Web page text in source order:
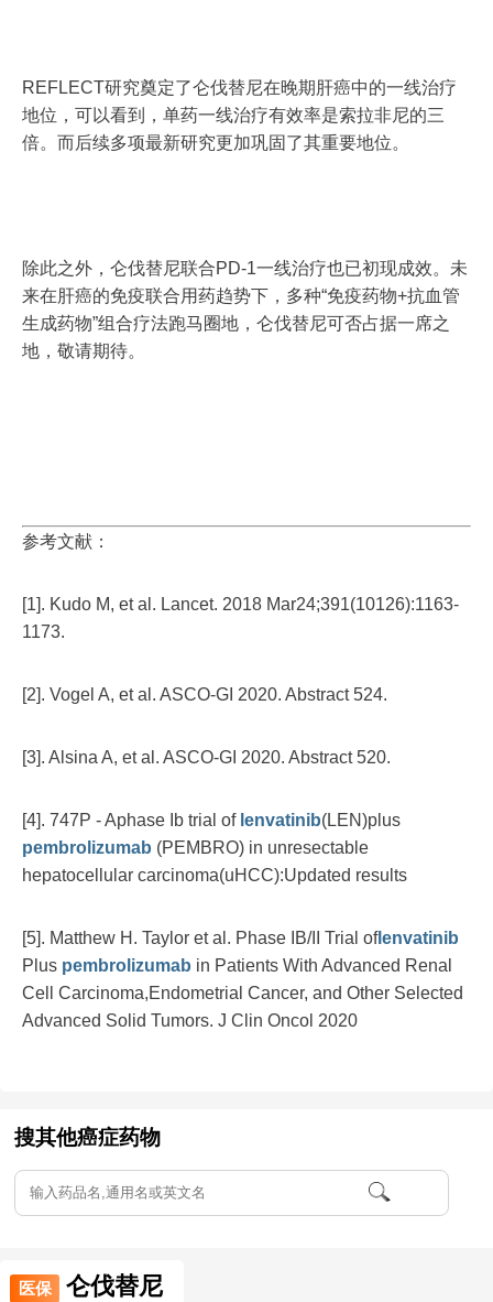
REFLECT研究奠定了仑伐替尼在晚期肝癌中的一线治疗
地位，可以看到，单药一线治疗有效率是索拉非尼的三
倍。而后续多项最新研究更加巩固了其重要地位。
除此之外，仑伐替尼联合PD-1一线治疗也已初现成效。未
来在肝癌的免疫联合用药趋势下，多种“免疫药物+抗血管
生成药物”组合疗法跑马圈地，仑伐替尼可否占据一席之
地，敬请期待。
参考文献：
[1]. Kudo M, et al. Lancet. 2018 Mar24;391(10126):1163-
1173.
[2]. Vogel A, et al. ASCO-GI 2020. Abstract 524.
[3]. Alsina A, et al. ASCO-GI 2020. Abstract 520.
[4]. 747P - Aphase Ib trial of lenvatinib(LEN)plus
pembrolizumab (PEMBRO) in unresectable
hepatocellular carcinoma(uHCC):Updated results
[5]. Matthew H. Taylor et al. Phase IB/II Trial oflenvatinib
Plus pembrolizumab in Patients With Advanced Renal
Cell Carcinoma,Endometrial Cancer, and Other Selected
Advanced Solid Tumors. J Clin Oncol 2020
搜其他癌症药物
医保 仑伐替尼